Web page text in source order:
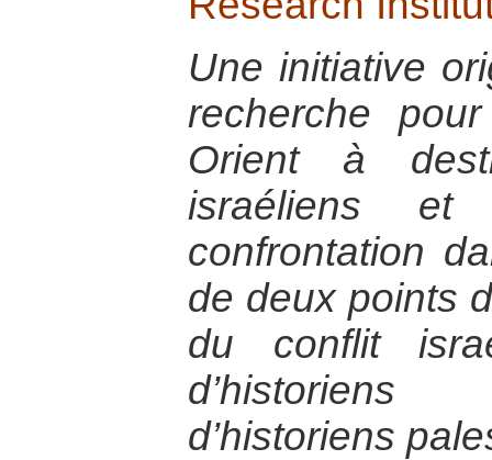
Une initiative
recherche
Orient à
israéliens
confrontation
de deux points
du conflit
d’historiens